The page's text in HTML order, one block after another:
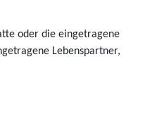
oder die eingetragene
Lebenspartner,